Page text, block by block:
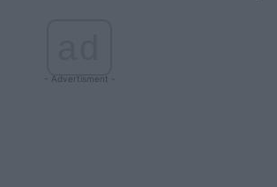
- Advertisment -